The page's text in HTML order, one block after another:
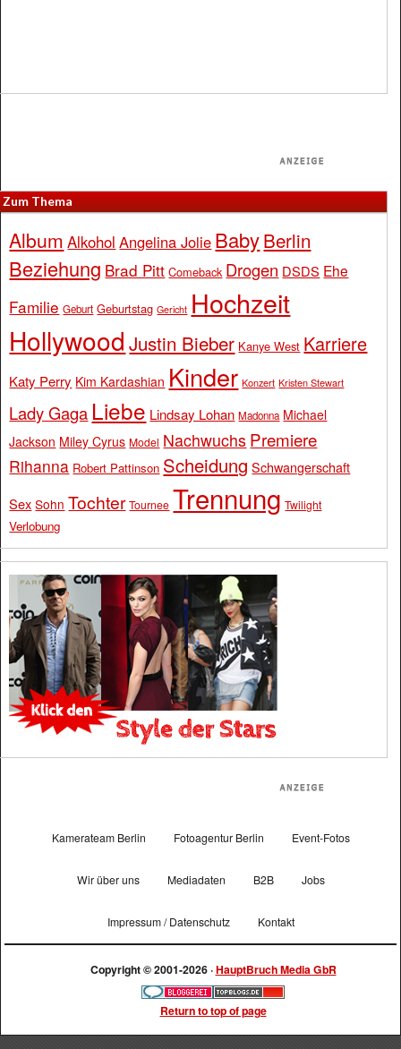
Zum Thema
Album Alkohol Angelina Jolie BabyBerlin
Beziehung Brad Pitt Comeback Drogen DSDS Ehe
Familie Geburt Geburtstag Gericht Hochzeit
Hollywood Justin Bieber Kanye West Karriere
Katy Perry Kim Kardashian Kinder Konzert Kristen Stewart
Lady Gaga Liebe Lindsay Lohan Madonna Michael
Jackson Miley Cyrus Model Nachwuchs Premiere
Rihanna Robert Pattinson Scheidung Schwangerschaft
Sex Sohn Tochter Tournee Trennung Twilight
Verlobung
Kamerateam Berlin Fotoagentur Berlin Event-Fotos
Wir über uns Mediadaten B2B Jobs
Impressum / Datenschutz Kontakt
Copyright © 2001-2026 ·HauptBruch Media GbR
Return to top of page